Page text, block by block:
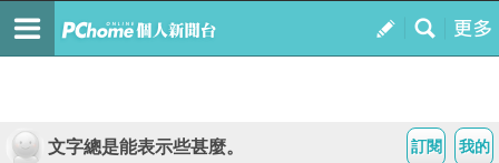
我的
訂閱
文字總是能表示些甚麼。